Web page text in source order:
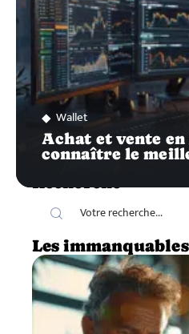
Wallet
Achat et vente
connaître le
Recherche
Les immanquables